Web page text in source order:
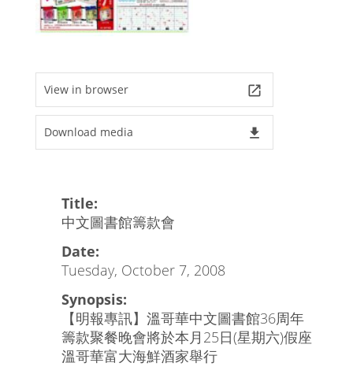
View in browser launch
Download media file_download
Title:
中文圖書館籌款會
Date:
Tuesday, October 7, 2008
Synopsis:
【明報專訊】溫哥華中文圖書館36周年
籌款聚餐晚會將於本月25日(星期六)假座
溫哥華富大海鮮酒家舉行